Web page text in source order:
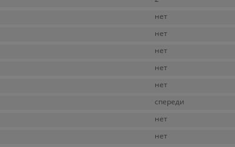
нет
нет
нет
нет
нет
спереди
нет
нет